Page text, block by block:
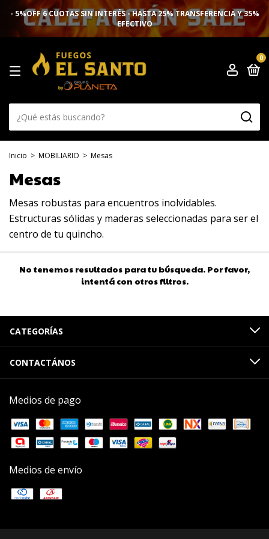
- 5%OFF 6 CUOTAS SIN INTERÉS - HASTA 25% TRANSFERENCIA Y 35%
EFECTIVO
0
Inicio > MOBILIARIO > Mesas
Mesas
Mesas robustas para encuentros inolvidables.
Estructuras sólidas y maderas seleccionadas para ser el
centro de tu quincho.
No tenemos resultados para tu búsqueda. Por favor,
intentá con otros filtros.
CATEGORÍAS
CONTACTÁNOS
Medios de pago
Medios de envío